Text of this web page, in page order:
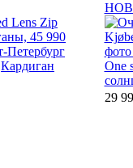
Кардиган
One
29